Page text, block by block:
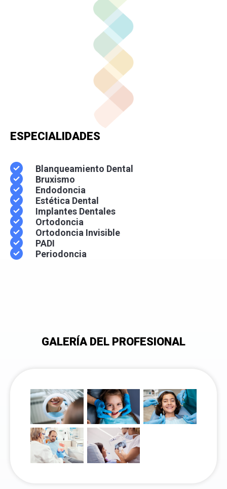
ESPECIALIDADES
Blanqueamiento Dental
Bruxismo
Endodoncia
Estética Dental
Implantes Dentales
Ortodoncia
Ortodoncia Invisible
PADI
Periodoncia
GALERÍA DEL PROFESIONAL